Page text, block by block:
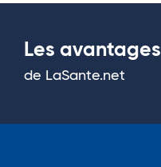
Les avantages
de LaSante.net